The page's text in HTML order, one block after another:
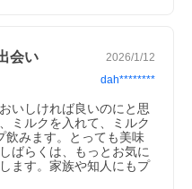
会い 2026/1/12
dah********
いしければ良いのにと思
ミルクを入れて、ミルク
飲みます。とっても美味
ばらくは、もっとお気に
ます。家族や知人にもプ